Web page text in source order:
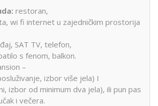
restoran,
wi fi internet u zajedničkim prostorija
SAT TV, telefon,
s fenom, balkon.
–
izbor više jela) I
izbor od minimum dva jela), ili pun pas
i večera.